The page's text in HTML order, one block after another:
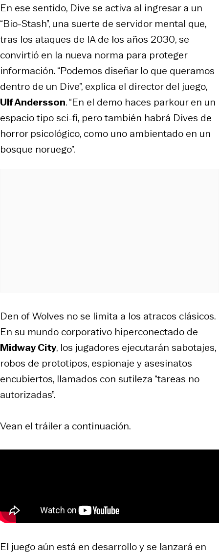
En ese sentido, Dive se activa al ingresar a un
“Bio-Stash”, una suerte de servidor mental que,
tras los ataques de IA de los años 2030, se
convirtió en la nueva norma para proteger
información. “Podemos diseñar lo que queramos
dentro de un Dive”, explica el director del juego,
Ulf Andersson. “En el demo haces parkour en un
espacio tipo sci-fi, pero también habrá Dives de
horror psicológico, como uno ambientado en un
bosque noruego”.
Den of Wolves no se limita a los atracos clásicos.
En su mundo corporativo hiperconectado de
Midway City, los jugadores ejecutarán sabotajes,
robos de prototipos, espionaje y asesinatos
encubiertos, llamados con sutileza “tareas no
autorizadas”.
Vean el tráiler a continuación.
El juego aún está en desarrollo y se lanzará en